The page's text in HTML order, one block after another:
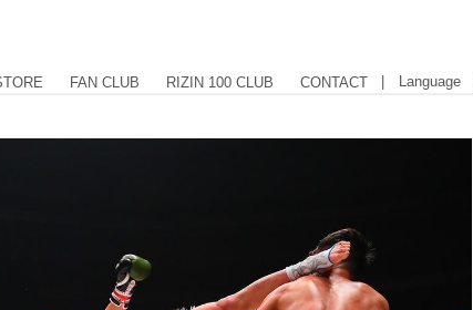
FAN CLUB RIZIN 100 CLUB CONTACT | Language